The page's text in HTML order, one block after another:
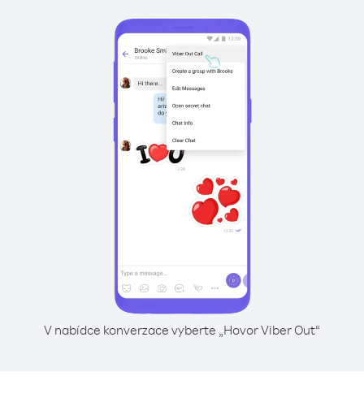
V nabídce konverzace vyberte „Hovor Viber Out“